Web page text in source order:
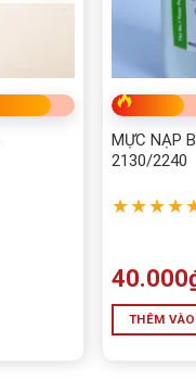
MỰC NẠP
2130/2240
40.000
THÊM